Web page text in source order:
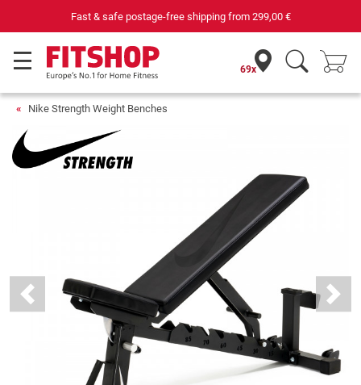
Fast & safe postage-free shipping from 299,00 €
69x
Nike Strength Weight Benches
Previous Next